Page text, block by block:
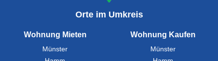
Orte im Umkreis
Wohnung Mieten
Münster
Wohnung Kaufen
Münster